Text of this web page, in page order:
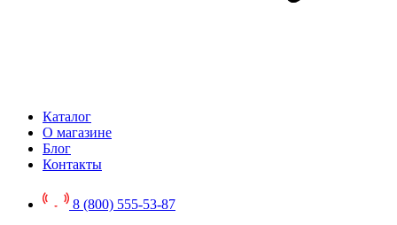
Каталог
О магазине
Блог
Контакты
8 (800) 555-53-87